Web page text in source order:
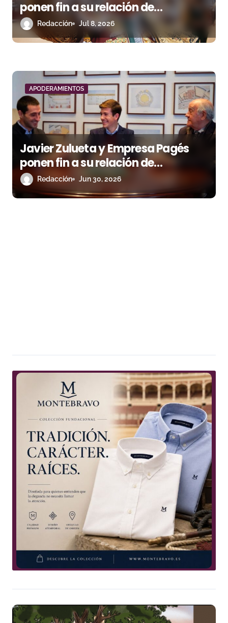
ponen fin a su relación de
apoderamiento
Redacción Jul 8, 2026
APODERAMIENTOS
Javier Zulueta y Empresa Pagés
ponen fin a su relación de
apoderamiento
Redacción Jun 30, 2026